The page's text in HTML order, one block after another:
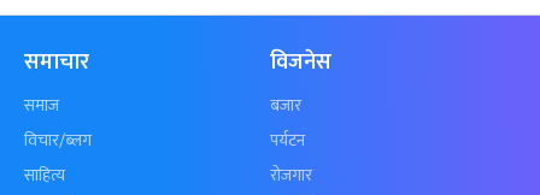
समाचार
समाज
विचार/ब्लग
साहित्य
विजनेस
बजार
पर्यटन
रोजगार